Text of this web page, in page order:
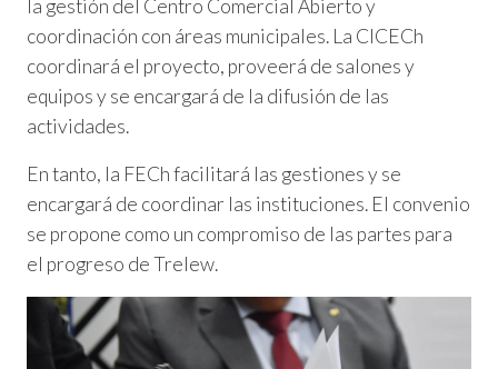
la gestión del Centro Comercial Abierto y
coordinación con áreas municipales. La CICECh
coordinará el proyecto, proveerá de salones y
equipos y se encargará de la difusión de las
actividades.
En tanto, la FECh facilitará las gestiones y se
encargará de coordinar las instituciones. El convenio
se propone como un compromiso de las partes para
el progreso de Trelew.